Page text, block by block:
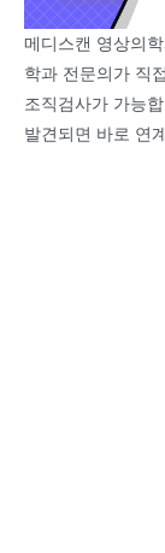
메디스캔 영상의
학과 전문의가 직
조직검사가 가능
발견되면 바로 연